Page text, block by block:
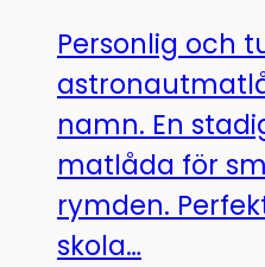
Personlig och
namn. En
matlåda för
rymden.
skola…